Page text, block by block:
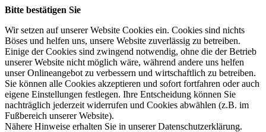
Bitte bestätigen Sie
Wir setzen auf unserer Website Cookies ein. Cookies sind nichts
Böses und helfen uns, unsere Website zuverlässig zu betreiben.
Einige der Cookies sind zwingend notwendig, ohne die der Betrieb
unserer Website nicht möglich wäre, während andere uns helfen
unser Onlineangebot zu verbessern und wirtschaftlich zu betreiben.
Sie können alle Cookies akzeptieren und sofort fortfahren oder auch
eigene Einstellungen festlegen. Ihre Entscheidung können Sie
nachträglich jederzeit widerrufen und Cookies abwählen (z.B. im
Fußbereich unserer Website).
Nähere Hinweise erhalten Sie in unserer Datenschutzerklärung.